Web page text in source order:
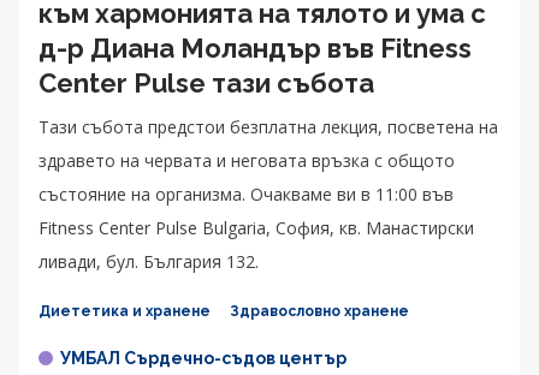
към хармонията на тялото и ума с
д-р Диана Моландър във Fitness
Center Pulse тази събота
Тази събота предстои безплатна лекция, посветена на
здравето на червата и неговата връзка с общото
състояние на организма. Очакваме ви в 11:00 във
Fitness Center Pulse Bulgaria, София, кв. Манастирски
ливади, бул. България 132.
Диететика и хранене Здравословно хранене
УМБАЛ Сърдечно-съдов център